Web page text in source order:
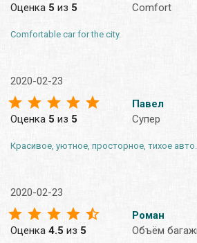
Оценка 5 из 5
Comfort
Comfortable car for the city.
2020-02-23
Оценка 5 из 5
Павел
Супер
Красивое, уютное, просторное, тихое
2020-02-23
Оценка 4.5 из 5
Роман
Объём